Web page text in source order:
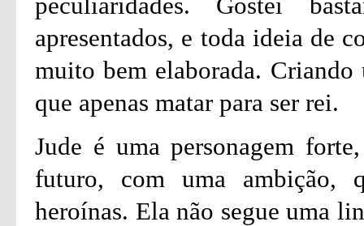
apresentados, e toda ideia de
muito bem elaborada.
que apenas matar para ser rei.
Jude é uma personagem
futuro, com uma ambição,
heroínas. Ela não segue uma